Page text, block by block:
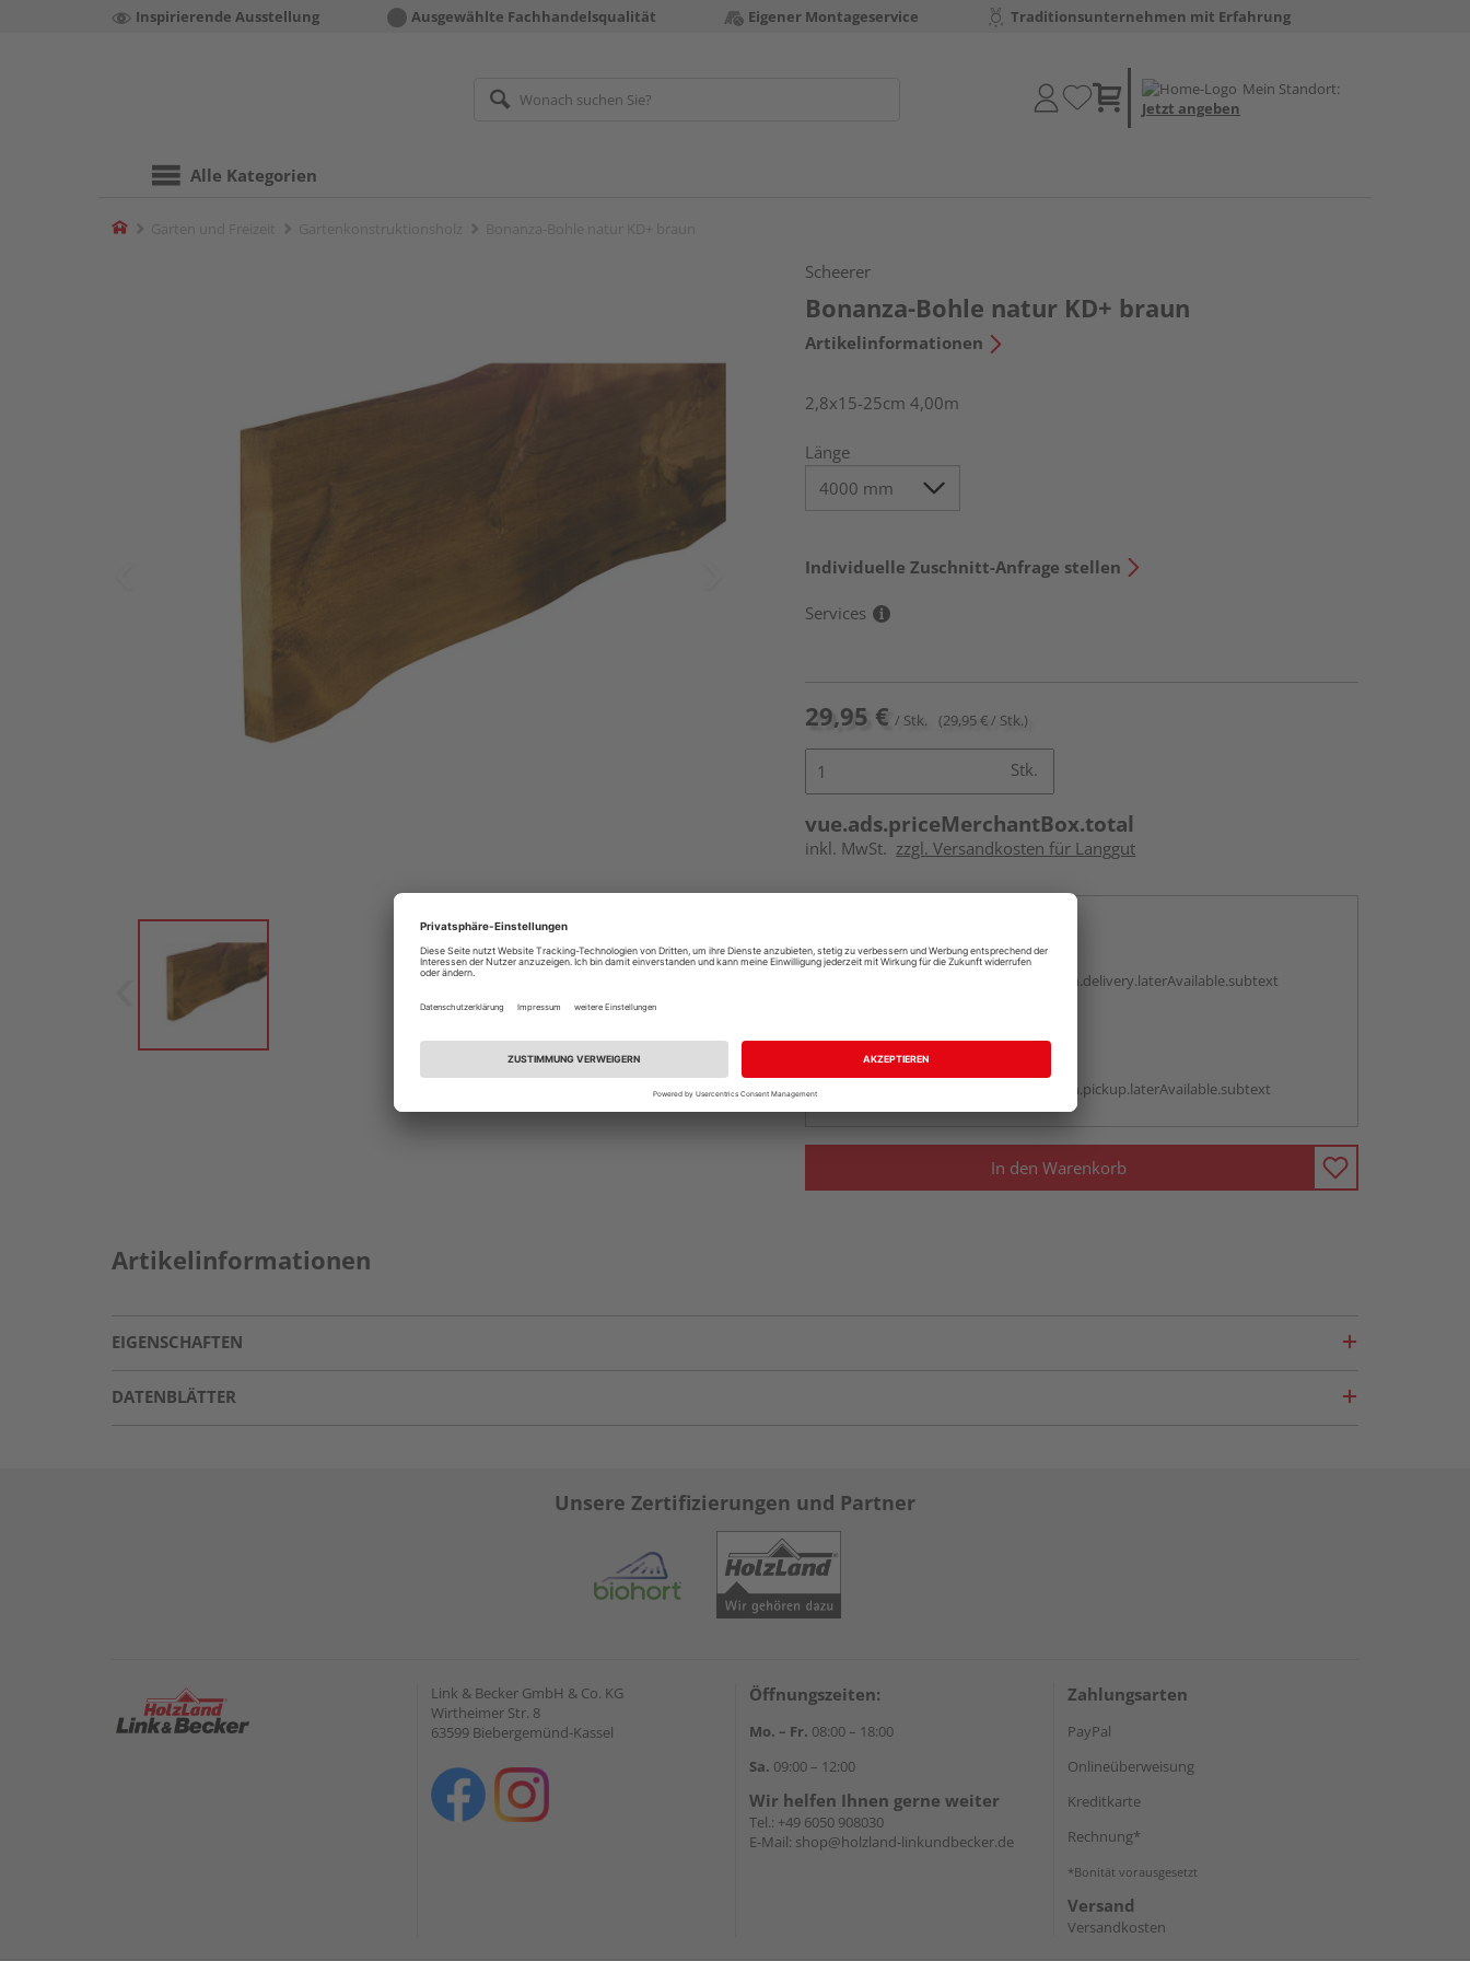
Inspirierende Ausstellung Ausgewählte Fachhandelsqualität Eigener Montageservice Traditionsunternehmen mit Erfahrung
Mein Standort:
Jetzt angeben
Alle Kategorien
Home
Scheerer
Bonanza-Bohle natur KD+ braun
Artikelinformationen
2,8x15-25cm 4,00m
Länge
Individuelle Zuschnitt-Anfrage stellen
Services
29,95 € / Stk. (29,95 € / Stk.)
Stk.
vue.ads.priceMerchantBox.total
inkl. MwSt. zzgl. Versandkosten für Langgut
Auf Vorbestellung:
vue.ads.priceMerchantBox.option.delivery.laterAvailable.subtext
Beim Händler abholen
Auf Vorbestellung:
vue.ads.priceMerchantBox.option.pickup.laterAvailable.subtext
In den Warenkorb
Artikelinformationen
EIGENSCHAFTEN
DATENBLÄTTER
Unsere Zertifizierungen und Partner
Link & Becker GmbH & Co. KG
Wirtheimer Str. 8
63599 Biebergemünd-Kassel
Öffnungszeiten:
Mo. – Fr. 08:00 – 18:00
Sa. 09:00 – 12:00
Wir helfen Ihnen gerne weiter
Tel.: +49 6050 908030
E-Mail: shop@holzland-linkundbecker.de
Zahlungsarten
PayPal
Onlineüberweisung
Kreditkarte
Rechnung*
*Bonität vorausgesetzt
Versand
Versandkosten